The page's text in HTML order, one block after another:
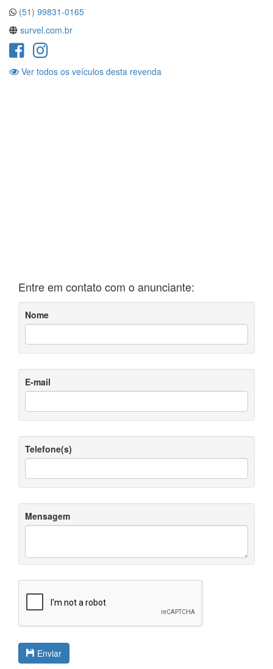
(51) 99831-0165
survel.com.br
Ver todos os veículos desta revenda
Entre em contato com o anunciante:
Nome
E-mail
Telefone(s)
Mensagem
Enviar